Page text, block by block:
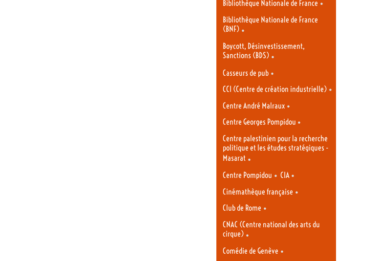
Bibliothèque Nationale de France •
Bibliothèque Nationale de France
(BNF) •
Boycott, Désinvestissement,
Sanctions (BDS) •
Casseurs de pub •
CCI (Centre de création industrielle) •
Centre André Malraux •
Centre Georges Pompidou •
Centre palestinien pour la recherche
politique et les études stratégiques -
Masarat •
Centre Pompidou • CIA •
Cinémathèque française •
Club de Rome •
CNAC (Centre national des arts du
cirque) •
Comédie de Genève •